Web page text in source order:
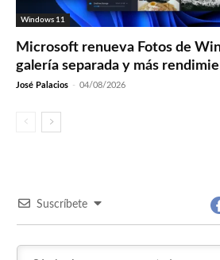
Windows 11
Microsoft renueva Fotos de
galería separada y más
José Palacios - 04/08/2026
Suscríbete